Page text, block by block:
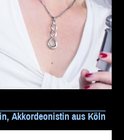
Akkordeonistin aus Köln